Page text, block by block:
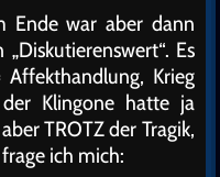
Ende war aber dann
Es
Krieg
Klingone hatte ja
TROTZ der Tragik,
ich mich: